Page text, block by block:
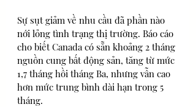
Sự sụt giảm về nhu cầu đã phần nào
nới lỏng tình trạng thị trường. Báo cáo
cho biết Canada có sẵn khoảng 2 tháng
nguồn cung bất động sản, tăng từ mức
1,7 tháng hồi tháng Ba, nhưng vẫn cao
hơn mức trung bình dài hạn trong 5
tháng.